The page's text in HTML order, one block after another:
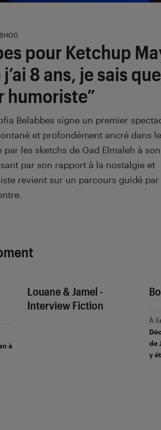
pour Ketchup
8 ans, je sais
humoriste”
Belabbes signe un premier
et profondément ancré dans
par les sketchs de Gad Elmaleh à
par son rapport à la nostalgie et
revient sur un parcours guidé par
à
Louane & Jamel -
Interview Fiction
À
de
y